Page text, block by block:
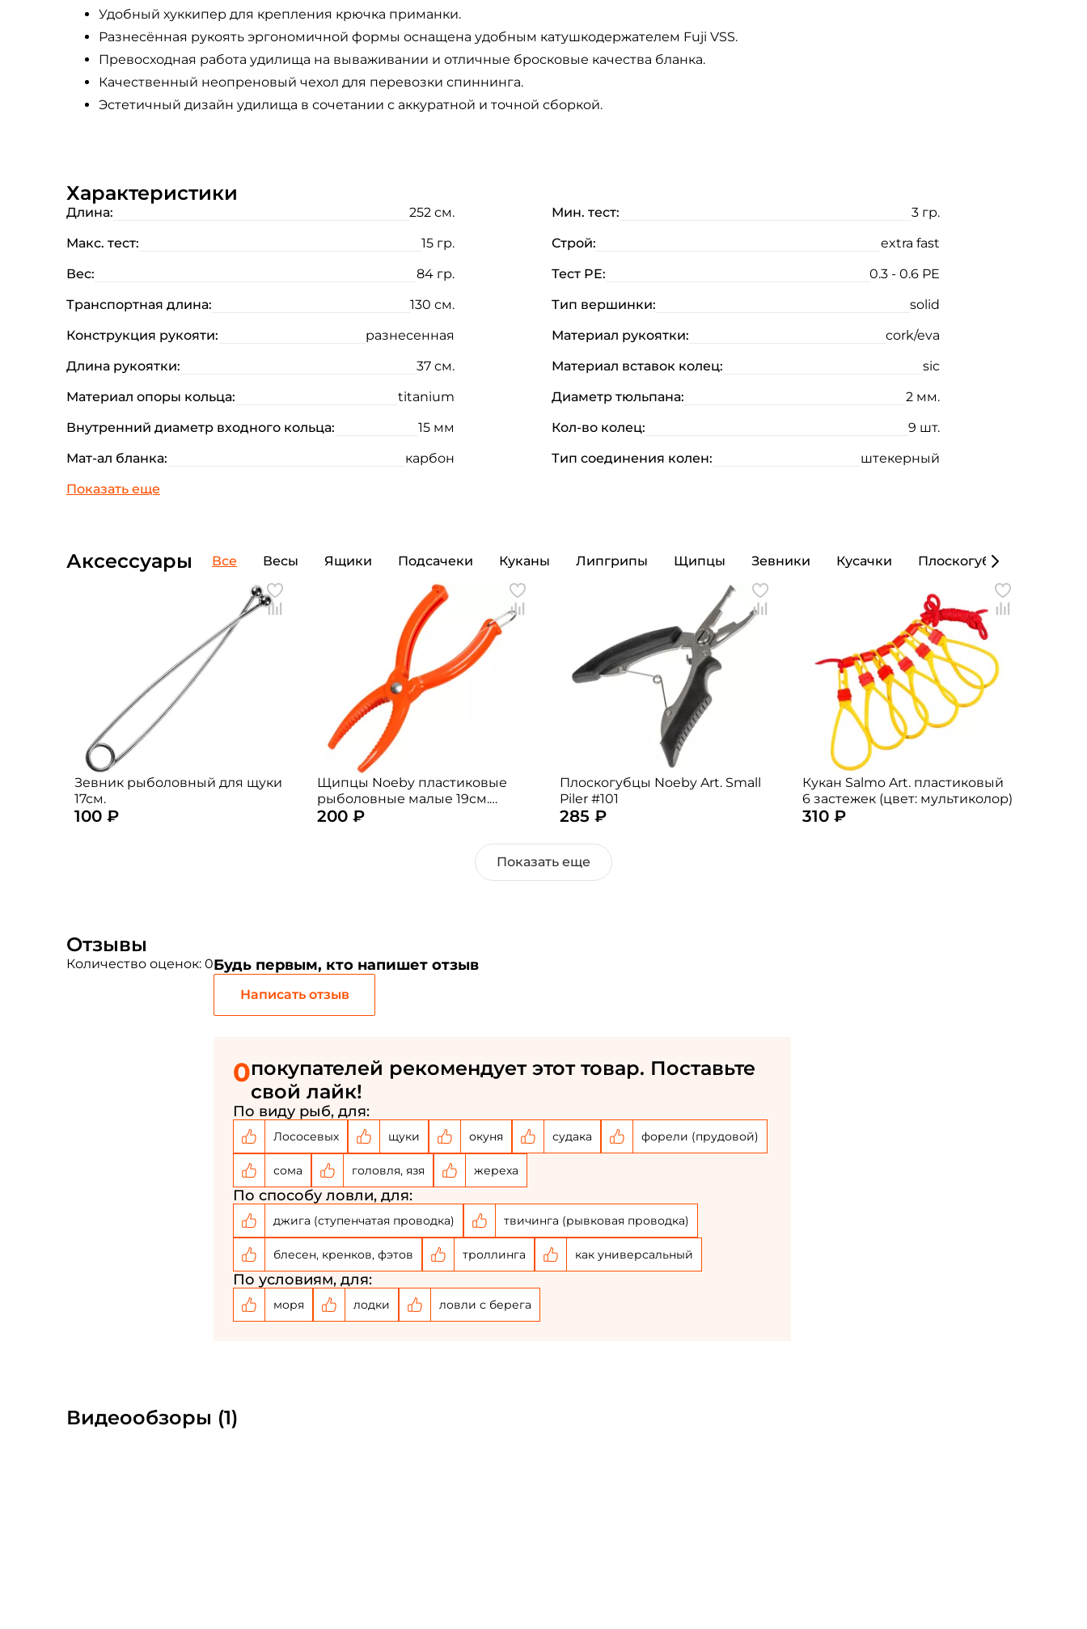
Удобный хуккипер для крепления крючка приманки.
Разнесённая рукоять эргономичной формы оснащена удобным катушкодержателем Fuji VSS.
Превосходная работа удилища на вываживании и отличные бросковые качества бланка.
Качественный неопреновый чехол для перевозки спиннинга.
Эстетичный дизайн удилища в сочетании с аккуратной и точной сборкой.
Характеристики
Длина: 252 см. Мин. тест:
3 гр.
Макс. тест:
15 гр. Строй:
extra fast
Вес:
84 гр. Тест PE:
0.3 - 0.6 РЕ
Транспортная длина:
130 см. Тип вершинки:
solid
Конструкция рукояти:
разнесенная Материал рукоятки:
cork/eva
Длина рукоятки:
37 см. Материал вставок колец:
sic
Материал опоры кольца:
titanium Диаметр тюльпана:
2 мм.
Внутренний диаметр входного кольца:
15 мм Кол-во колец:
9 шт.
Мат-ал бланка:
карбон Тип соединения колен: штекерный
Аксессуары Все Весы Ящики Подсачеки Куканы Липгрипы Щипцы Зевники Кусачки Плоскогубцы
Зевник рыболовный для щуки
17см.
100 ₽
Щипцы Noeby пластиковые
рыболовные малые 19см.
(цвет: случайный)
200 ₽
Плоскогубцы Noeby Art. Small
Piler #101
285 ₽
Кукан Salmo Art. пластиковый
6 застежек (цвет: мультиколор)
310 ₽
Показать еще
Отзывы
Количество оценок: 0Будь первым, кто напишет отзыв
Написать отзыв
0покупателей рекомендует этот товар. Поставьте
свой лайк!
По виду рыб, для:
Лососевых щуки окуня судака форели (прудовой)
сома головля, язя жереха
По способу ловли, для:
джига (ступенчатая проводка) твичинга (рывковая проводка)
блесен, кренков, фэтов троллинга как универсальный
По условиям, для:
моря лодки ловли с берега
Видеообзоры (1)
Создать аккаунт
ФИО: *
Номер телефона: *
Придумайте пароль: *
Повторите пароль: *
Заполняя данную форму вы соглашаетесь на
обработку